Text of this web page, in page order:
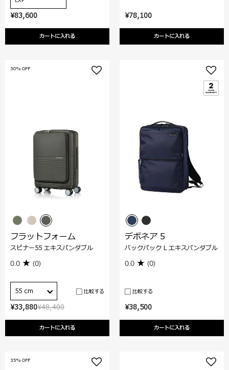
¥83,600
カートに入れる
¥78,100
カートに入れる
¥48,400
¥33,880
カートに入れる
30% OFF
フラットフォーム
スピナー55 エキスパンダブル
0.0 (0)
55 cm 比較する
¥38,500
カートに入れる
デボネア 5
バックパック L エキスパンダブル
0.0 (0)
比較する
35% OFF